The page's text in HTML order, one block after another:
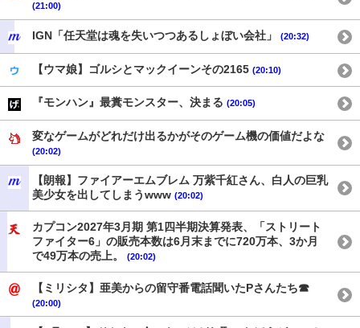
(21:00)
IGN「任天堂は魂を失いつつあるしょぼい会社」 (20:32)
【ウマ娘】ゴルシとマックイーンその2165 (20:10)
『モンハン』最糞モンスター、決まる (20:05)
変なゲームがどれだけ出るかがそのゲーム機の価値だよな
(20:02)
【朗報】ファイアーエムブレム 万紫千紅さん、白人の巨乳
美少女を出してしまうwww (20:02)
カプコン2027年3月期 第1四半期決算発表、「ストリート
ファイター6」の販売本数は6月末までに720万本、3か月
で49万本の売上。
(20:02)
【ミリシタ】亜美からの留守番電話聞いたPさんたち☎
(20:00)